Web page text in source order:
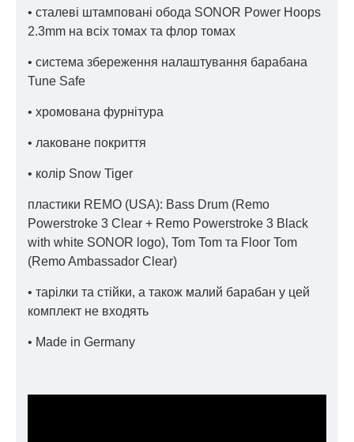
• сталеві штамповані обода SONOR Power Hoops
2.3mm на всіх томах та флор томах
• система збереження налаштування барабана
Tune Safe
• хромована фурнітура
• лаковане покриття
• колір Snow Tiger
пластики REMO (USA): Bass Drum (Remo
Powerstroke 3 Clear + Remo Powerstroke 3 Black
with white SONOR logo), Tom Tom та Floor Tom
(Remo Ambassador Clear)
• тарілки та стійки, а також малий барабан у цей
комплект не входять
• Made in Germany